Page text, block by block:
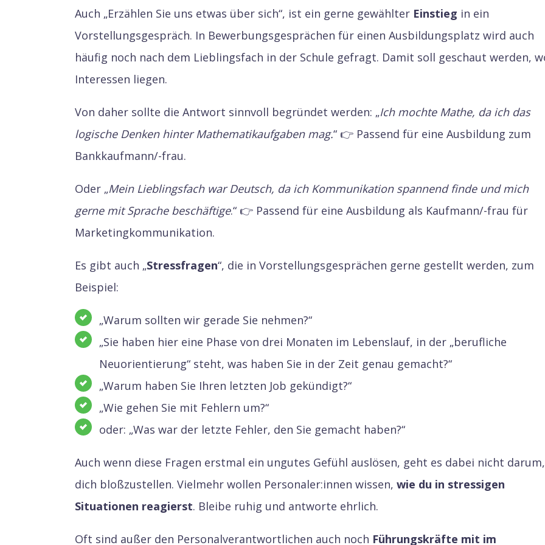
Auch „Erzählen Sie uns etwas über sich“, ist ein gerne gewählter Einstieg in ein
Vorstellungsgespräch. In Bewerbungsgesprächen für einen Ausbildungsplatz wird auch
häufig noch nach dem Lieblingsfach in der Schule gefragt. Damit soll geschaut werden,
Interessen liegen.
Von daher sollte die Antwort sinnvoll begründet werden: „Ich mochte Mathe, da ich das
logische Denken hinter Mathematikaufgaben mag.“ 👉 Passend für eine Ausbildung zum
Bankkaufmann/-frau.
Oder „Mein Lieblingsfach war Deutsch, da ich Kommunikation spannend finde und mich
gerne mit Sprache beschäftige.“ 👉 Passend für eine Ausbildung als Kaufmann/-frau für
Marketingkommunikation.
Es gibt auch „Stressfragen“, die in Vorstellungsgesprächen gerne gestellt werden, zum
Beispiel:
„Warum sollten wir gerade Sie nehmen?“
„Sie haben hier eine Phase von drei Monaten im Lebenslauf, in der „berufliche
Neuorientierung“ steht, was haben Sie in der Zeit genau gemacht?“
„Warum haben Sie Ihren letzten Job gekündigt?“
„Wie gehen Sie mit Fehlern um?“
oder: „Was war der letzte Fehler, den Sie gemacht haben?“
Auch wenn diese Fragen erstmal ein ungutes Gefühl auslösen, geht es dabei nicht darum,
dich bloßzustellen. Vielmehr wollen Personaler:innen wissen, wie du in stressigen
Situationen reagierst. Bleibe ruhig und antworte ehrlich.
Oft sind außer den Personalverantwortlichen auch noch Führungskräfte mit im